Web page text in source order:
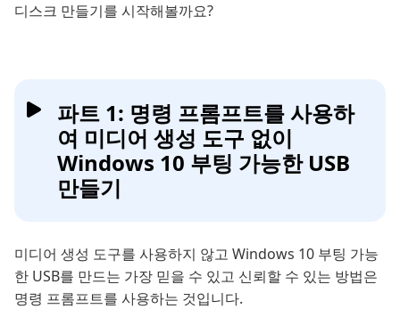
디스크 만들기를 시작해볼까요?
파트 1: 명령 프롬프트를 사용하
여 미디어 생성 도구 없이
Windows 10 부팅 가능한 USB
만들기
미디어 생성 도구를 사용하지 않고 Windows 10 부팅 가능
한 USB를 만드는 가장 믿을 수 있고 신뢰할 수 있는 방법은
명령 프롬프트를 사용하는 것입니다.